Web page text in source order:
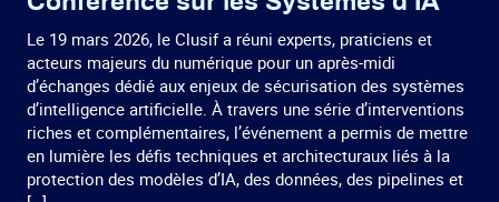
Le 19 mars 2026, le Clusif a réuni experts, praticiens et
acteurs majeurs du numérique pour un après-midi
d’échanges dédié aux enjeux de sécurisation des systèmes
d’intelligence artificielle. À travers une série d’interventions
riches et complémentaires, l’événement a permis de mettre
en lumière les défis techniques et architecturaux liés à la
protection des modèles d’IA, des données, des pipelines et